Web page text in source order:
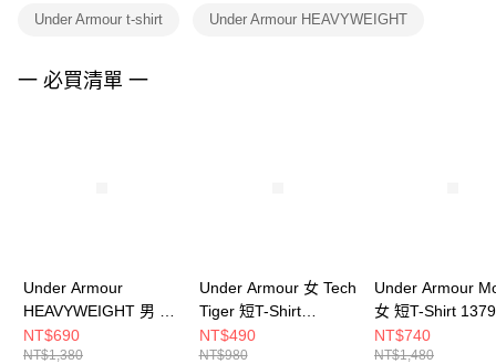
３．未成年的使用者請事先徵得法定代理人或監護人之同意方可使用
４．使用「AFTEE先享後付」時，將依據個別帳號之用戶狀況，依本公司即
Under Armour t-shirt Under Armour HEAVYWEIGHT
一 必買清單 一
Under Armour
HEAVYWEIGHT 男 短
T-Shirt 1373997-100
NT$690
NT$1,380
Under Armour 女 Tech
Tiger 短T-Shirt
1384222-686
NT$490
NT$980
Under Armour
女 短T-Shirt
539
NT$740
NT$1,480